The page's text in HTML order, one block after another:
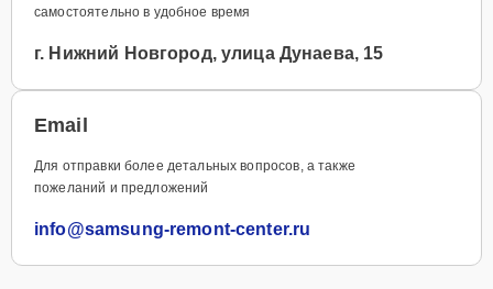
самостоятельно в удобное время
г. Нижний Новгород, улица Дунаева, 15
Email
Для отправки более детальных вопросов, а также
пожеланий и предложений
info@samsung-remont-center.ru